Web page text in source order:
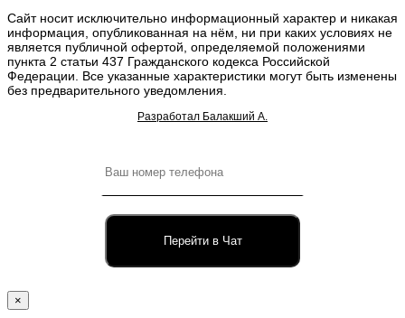
Сайт носит исключительно информационный характер и никакая
информация, опубликованная на нём, ни при каких условиях не
является публичной офертой, определяемой положениями
пункта 2 статьи 437 Гражданского кодекса Российской
Федерации. Все указанные характеристики могут быть изменены
без предварительного уведомления.
Разработал Балакший А.
Перейти в Чат
×